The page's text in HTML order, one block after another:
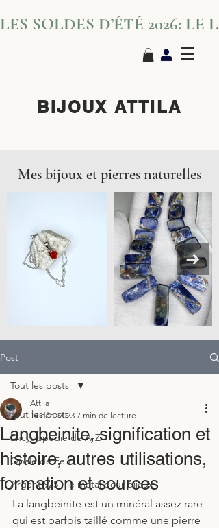
BIJOUX ATTILA
LES SOLDES D’ÉTÉ 2026:
Mes bijoux et pierres naturelles
Post
Tout les posts
Encyclopedie de A-Z
Opale de Feu
Argent 925 - le métal pour bijoux
Tout les posts
Langbeinite, signification et
histoire, autres utilisations,
formation et sources
Attila
14 déc. 2023 7 min de lecture
La langbeinite est un minéral assez rare
qui est parfois taillé comme une pierre